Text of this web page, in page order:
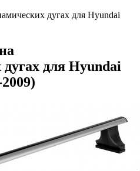
дугах для Hyundai
для Hyundai